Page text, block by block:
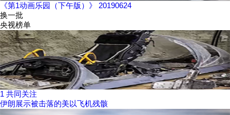
《第1动画乐园（下午版）》 20190624
换一批
央视榜单
1 共同关注
伊朗展示被击落的美以飞机残骸